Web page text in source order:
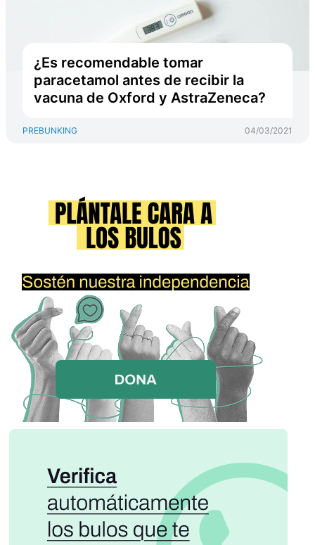
¿Es recomendable tomar
paracetamol antes de recibir la
vacuna de Oxford y AstraZeneca?
PREBUNKING 04/03/2021